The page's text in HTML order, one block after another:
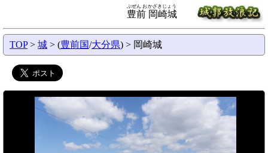
豊前 岡崎城
ぶぜん おかざきじょう
TOP> 城 > (豊前国/大分県) > 岡崎城